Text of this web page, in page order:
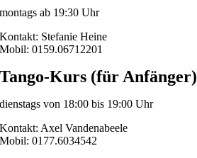
montags ab 19:30 Uhr
Kontakt: Stefanie Heine
Mobil: 0159.06712201
Tango-Kurs (für Anfänger)
dienstags von 18:00 bis 19:00 Uhr
Kontakt: Axel Vandenabeele
Mobil: 0177.6034542